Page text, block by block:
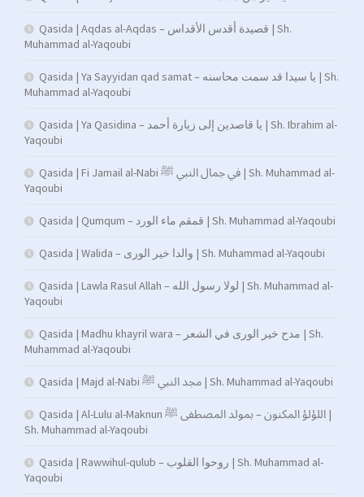
Qasida | Aqdas al-Aqdas – قصيدة أقدس الأقداس | Sh.
Muhammad al-Yaqoubi
Qasida | Ya Sayyidan qad samat – يا سيدا قد سمت محاسنه | Sh.
Muhammad al-Yaqoubi
Qasida | Ya Qasidina – يا قاصدين إلى زيارة أحمد | Sh. Ibrahim al-
Yaqoubi
Qasida | Fi Jamail al-Nabi في جمال النبي ﷺ | Sh. Muhammad al-
Yaqoubi
Qasida | Qumqum – قمقم ماء الورد | Sh. Muhammad al-Yaqoubi
Qasida | Walida – والدا خير الورى | Sh. Muhammad al-Yaqoubi
Qasida | Lawla Rasul Allah – لولا رسول الله | Sh. Muhammad al-
Yaqoubi
Qasida | Madhu khayril wara – مدح خير الورى في الشعر | Sh.
Muhammad al-Yaqoubi
Qasida | Majd al-Nabi مجد النبي ﷺ | Sh. Muhammad al-Yaqoubi
Qasida | Al-Lulu al-Maknun اللؤلؤ المكنون – بمولد المصطفى ﷺ |
Sh. Muhammad al-Yaqoubi
Qasida | Rawwihul-qulub – روحوا القلوب | Sh. Muhammad al-
Yaqoubi